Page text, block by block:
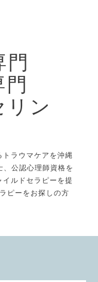
門
リン
ラウマケアを沖縄
公認心理師資格を
ルドセラピーを提
ピーをお探しの方